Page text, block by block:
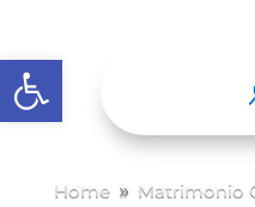
Abrir barra de
Home 9 Matrimonio